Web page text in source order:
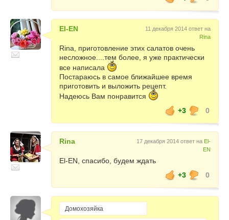
El-EN
11 декабря 2014 ответ на
Rina
Rina, приготовление этих салатов очень
несложное....тем более, я уже практически
все написала
Постараюсь в самое ближайшее время
приготовить и выложить рецепт.
Надеюсь Вам понравится
+3
0
Rina 17 декабря 2014 ответ на El-
EN
El-EN, спасибо, будем ждать
+3
0